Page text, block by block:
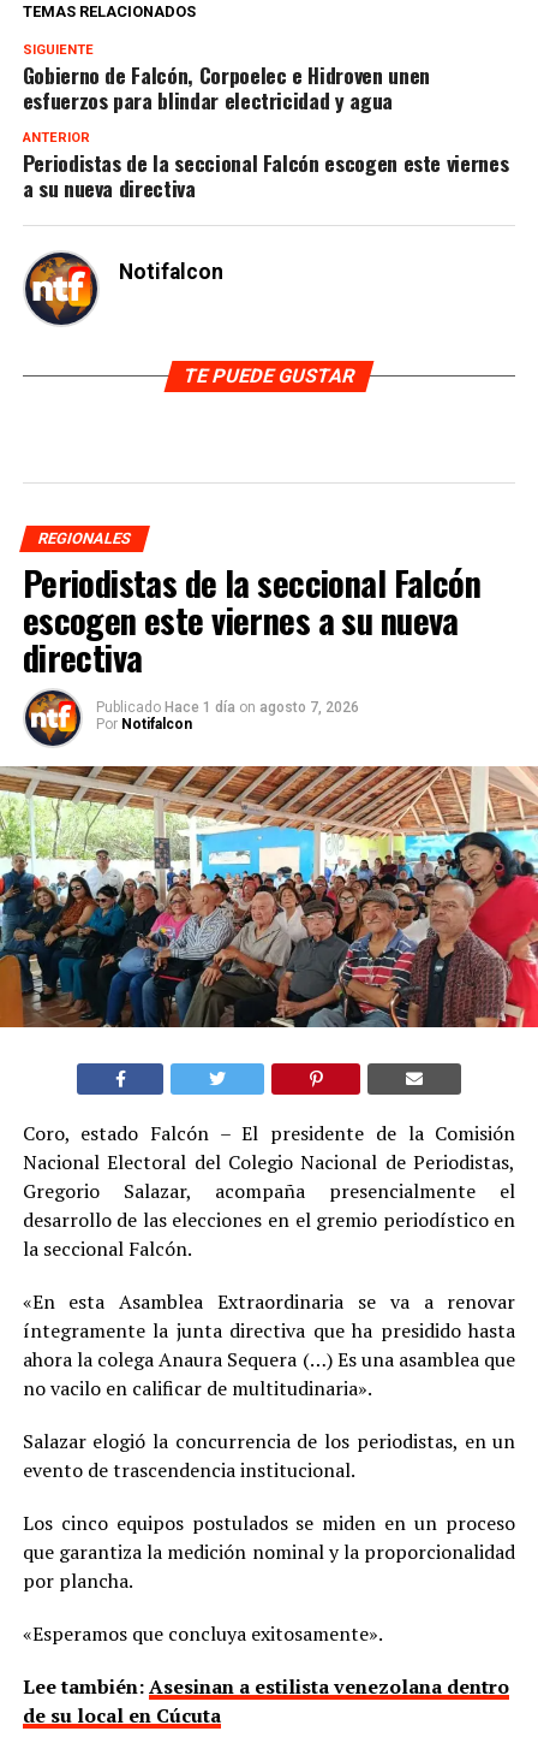
TEMAS RELACIONADOS
SIGUIENTE
Gobierno de Falcón, Corpoelec e Hidroven unen
esfuerzos para blindar electricidad y agua
ANTERIOR
Periodistas de la seccional Falcón escogen este viernes
a su nueva directiva
Notifalcon
TE PUEDE GUSTAR
REGIONALES
Periodistas de la seccional Falcón
escogen este viernes a su nueva
directiva
Publicado Hace 1 día on agosto 7, 2026
Por Notifalcon
Coro, estado Falcón – El presidente de la Comisión
Nacional Electoral del Colegio Nacional de Periodistas,
Gregorio Salazar, acompaña presencialmente el
desarrollo de las elecciones en el gremio periodístico en
la seccional Falcón.
«En esta Asamblea Extraordinaria se va a renovar
íntegramente la junta directiva que ha presidido hasta
ahora la colega Anaura Sequera (…) Es una asamblea que
no vacilo en calificar de multitudinaria».
Salazar elogió la concurrencia de los periodistas, en un
evento de trascendencia institucional.
Los cinco equipos postulados se miden en un proceso
que garantiza la medición nominal y la proporcionalidad
por plancha.
«Esperamos que concluya exitosamente».
Lee también:Asesinan a estilista venezolana dentro
de su local en Cúcuta